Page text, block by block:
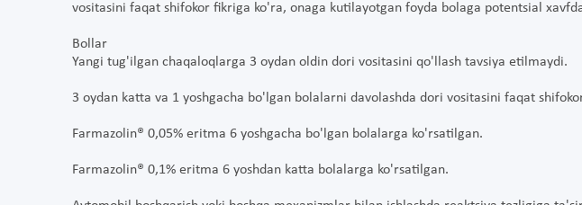
vositasini faqat shifokor fikriga ko'ra, onaga kutilayotgan foyda bolaga potentsial
Bollar
Yangi tug'ilgan chaqaloqlarga 3 oydan oldin dori vositasini qo'llash tavsiya etilmaydi.
3 oydan katta va 1 yoshgacha bo'lgan bolalarni davolashda dori vositasini faqat
Farmazolin® 0,05% eritma 6 yoshgacha bo'lgan bolalarga ko'rsatilgan.
Farmazolin® 0,1% eritma 6 yoshdan katta bolalarga ko'rsatilgan.